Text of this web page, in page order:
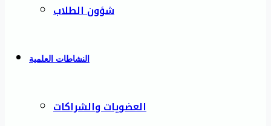
شؤون الطلاب
النشاطات العلمية
العضويات والشراكات